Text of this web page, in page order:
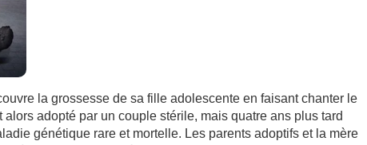
la grossesse de sa fille adolescente en faisant chanter le
alors adopté par un couple stérile, mais quatre ans plus tard
génétique rare et mortelle. Les parents adoptifs et la mère